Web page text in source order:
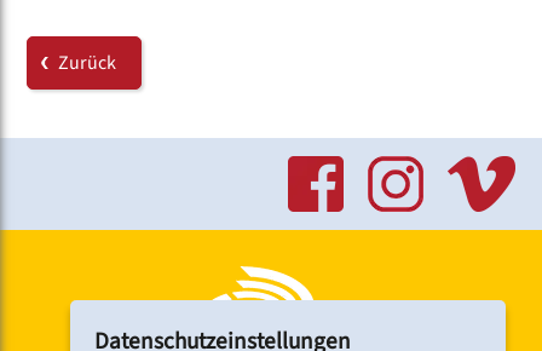
Zurück
Datenschutzeinstellungen